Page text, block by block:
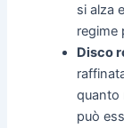
si alza
regime
Disco
quanto
può